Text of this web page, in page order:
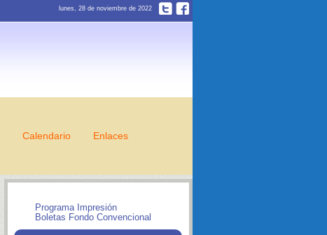
lunes, 28 de noviembre de 2022
Calendario Enlaces
Programa Impresión
Boletas Fondo Convencional